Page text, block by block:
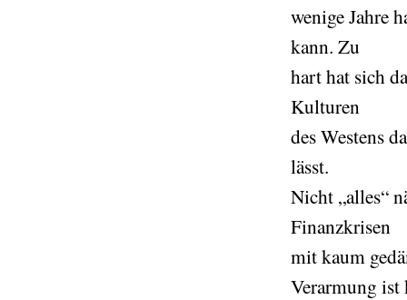
wenige Jahre
kann. Zu
hart hat sich
Kulturen
des Westens
lässt.
Nicht „alles“
Finanzkrisen
mit kaum
Verarmung ist